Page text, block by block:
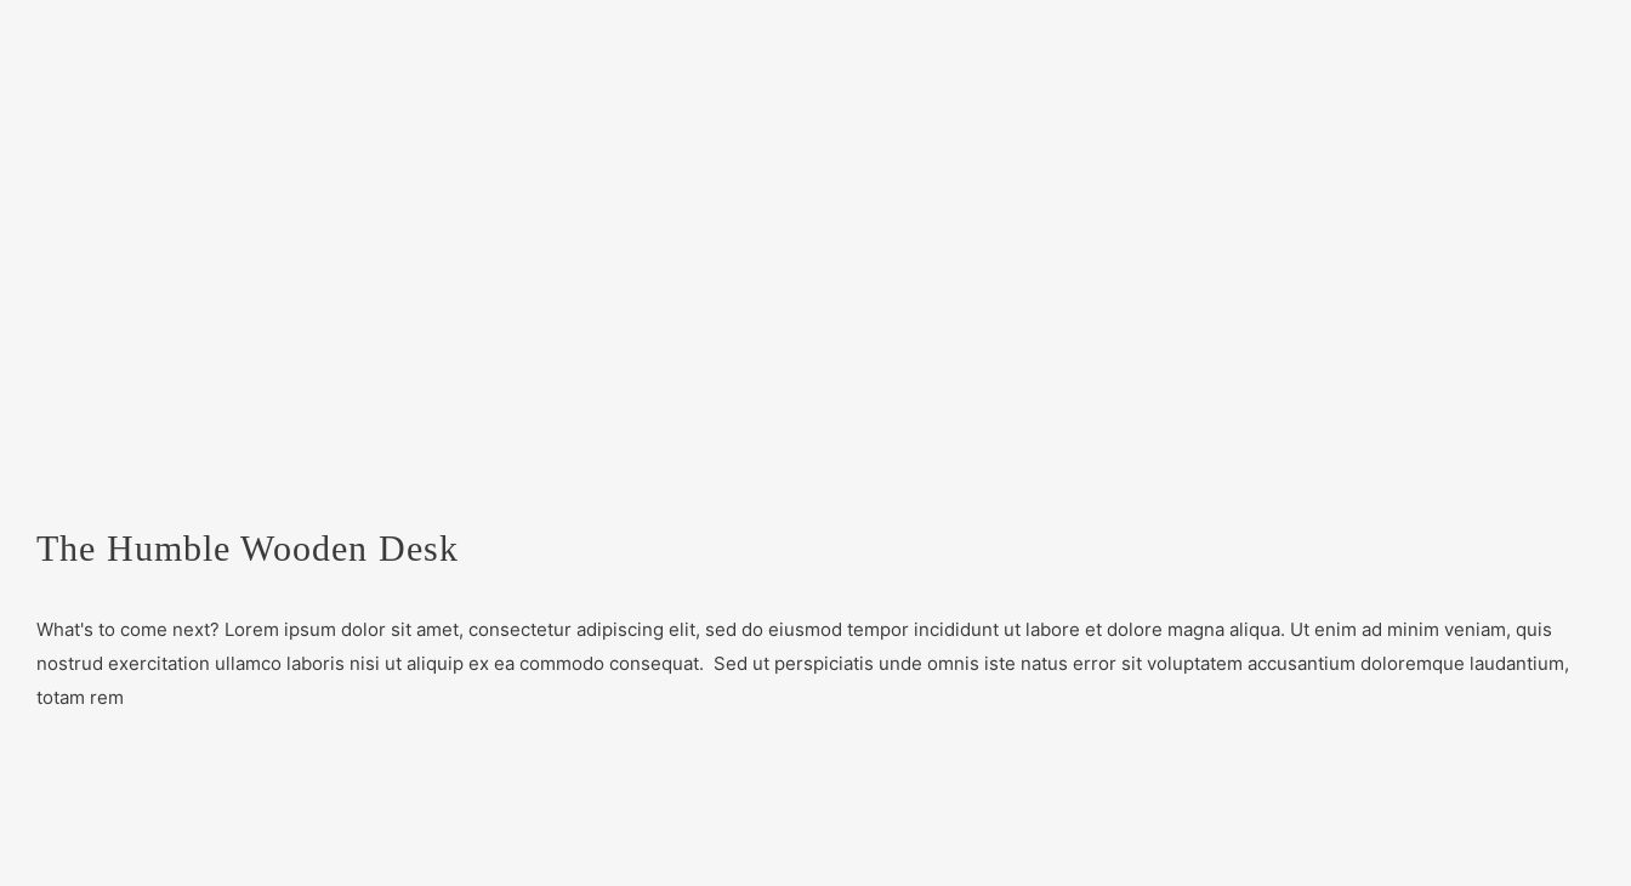
The Humble Wooden Desk
What's to come next? Lorem ipsum dolor sit amet, consectetur adipiscing elit, sed do eiusmod tempor incididunt ut labore et dolore magna aliqua. Ut enim ad minim veniam, quis
nostrud exercitation ullamco laboris nisi ut aliquip ex ea commodo consequat. Sed ut perspiciatis unde omnis iste natus error sit voluptatem accusantium doloremque laudantium,
totam rem